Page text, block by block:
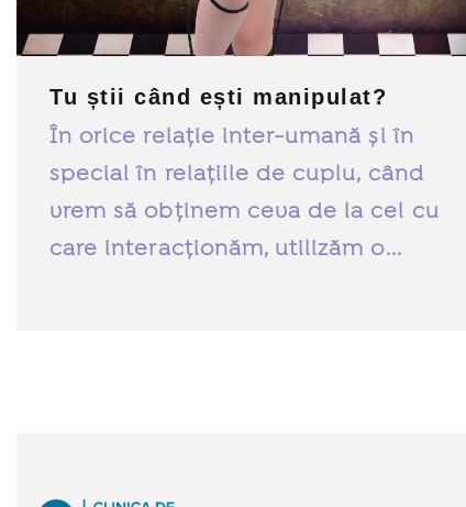
Tu știi când ești manipulat?
În orice relație inter-umană și în
special în relațiile de cuplu, când
vrem să obținem ceva de la cel cu
care interacționăm, utilizăm o...